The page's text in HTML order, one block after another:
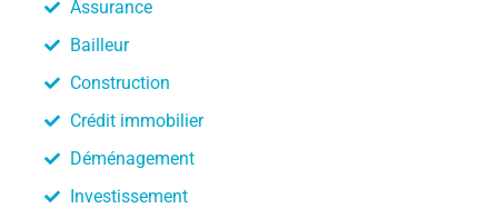
Assurance
Bailleur
Construction
Crédit immobilier
Déménagement
Investissement